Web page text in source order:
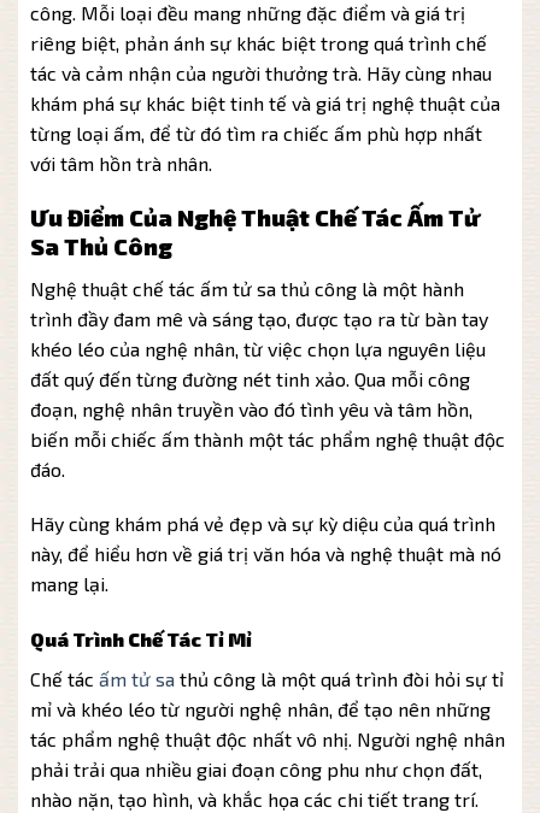
công. Mỗi loại đều mang những đặc điểm và giá trị
riêng biệt, phản ánh sự khác biệt trong quá trình chế
tác và cảm nhận của người thưởng trà. Hãy cùng nhau
khám phá sự khác biệt tinh tế và giá trị nghệ thuật của
từng loại ấm, để từ đó tìm ra chiếc ấm phù hợp nhất
với tâm hồn trà nhân.
Ưu Điểm Của Nghệ Thuật Chế Tác Ấm Tử
Sa Thủ Công
Nghệ thuật chế tác ấm tử sa thủ công là một hành
trình đầy đam mê và sáng tạo, được tạo ra từ bàn tay
khéo léo của nghệ nhân, từ việc chọn lựa nguyên liệu
đất quý đến từng đường nét tinh xảo. Qua mỗi công
đoạn, nghệ nhân truyền vào đó tình yêu và tâm hồn,
biến mỗi chiếc ấm thành một tác phẩm nghệ thuật độc
đáo.
Hãy cùng khám phá vẻ đẹp và sự kỳ diệu của quá trình
này, để hiểu hơn về giá trị văn hóa và nghệ thuật mà nó
mang lại.
Quá Trình Chế Tác Tỉ Mỉ
Chế tác ấm tử sa thủ công là một quá trình đòi hỏi sự tỉ
mỉ và khéo léo từ người nghệ nhân, để tạo nên những
tác phẩm nghệ thuật độc nhất vô nhị. Người nghệ nhân
phải trải qua nhiều giai đoạn công phu như chọn đất,
nhào nặn, tạo hình, và khắc họa các chi tiết trang trí.